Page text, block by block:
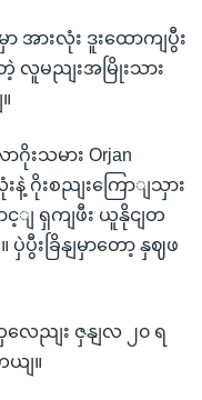
အားလုံး ဒူးထောကျပွီး
လူမညျးအမြိုးသား
ဂိုးသမား Orjan
ဂိုးစညျးကြောျသှား
င့ျ ရှကျဖီး ယူနိုငျတ
ပွီးခြိနျမှာတော့ နှဈဖ
တှလေညျး ဇှနျလ ၂၀ ရ
ယျ။